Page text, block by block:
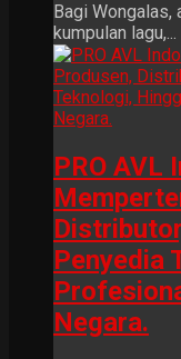
Bagi Wongalas,
kumpulan lagu,...
PRO AVL
Penyedia
Negara.